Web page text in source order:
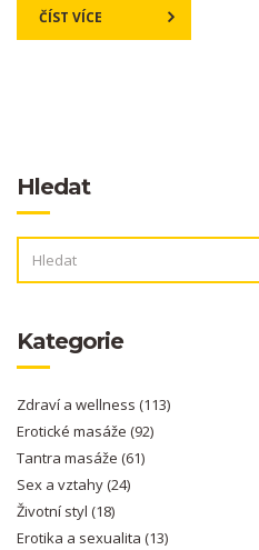
také o praktické tipy, jak začít s
ČÍST VÍCE
Hledat
Kategorie
Zdraví a wellness (113)
Erotické masáže (92)
Tantra masáže (61)
Sex a vztahy(24)
Životní styl (18)
Erotika a sexualita (13)